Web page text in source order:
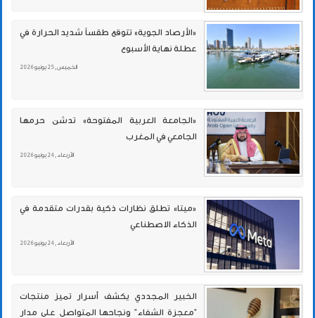
«الأرصاد الجوية» تتوقع طقساً شديد الحرارة في
عطلة نهاية الأسبوع
الخميس , 25 يونيو 2026
«الجامعة العربية المفتوحة» تدشن حرمها
الجامعي في المغرب
الأربعاء , 24 يونيو 2026
«ميتا» تطلق نظارات ذكية بقدرات متقدمة في
الذكاء الاصطناعي
الأربعاء , 24 يونيو 2026
الخبير المجددي يكشف أسرار تميز منتجات
"معجزة الشفاء" ونجاحها المتواصل على مدار